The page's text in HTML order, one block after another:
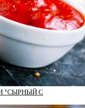
*СЫРНЫЙ С